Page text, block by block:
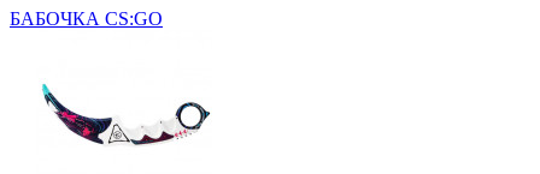
БАБОЧКА CS:GO